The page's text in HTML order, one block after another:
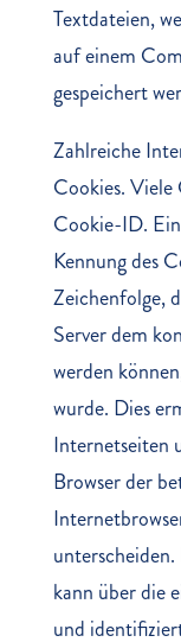
Textdateien,
auf einem
gespeichert
Zahlreiche
Cookies. Viele
Cookie-ID.
Kennung des
Zeichenfolge,
Server dem
werden
wurde. Dies
Internetseiten
Browser der
kann über die
und